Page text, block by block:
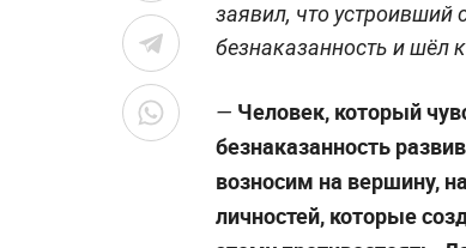
заявил, что
безнаказанность и шёл
— Человек, который
безнаказанность
возносим на вершину,
личностей, которые